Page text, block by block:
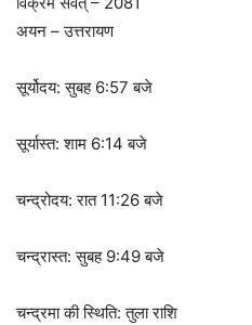
अयन – उत्तरायण
सूर्योदय: सुबह 6:57 बजे
सूर्यास्त: शाम 6:14 बजे
चन्द्रोदय: रात 11:26 बजे
चन्द्रास्त: सुबह 9:49 बजे
चन्द्रमा की स्थिति: तुला राशि